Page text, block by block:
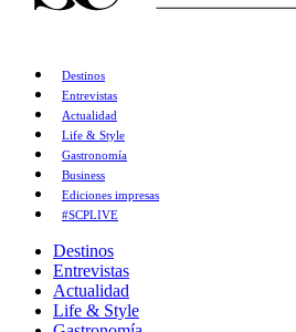
Destinos
Entrevistas
Actualidad
Life & Style
Gastronomía
Business
Ediciones impresas
#SCPLIVE
Destinos
Entrevistas
Actualidad
Life & Style